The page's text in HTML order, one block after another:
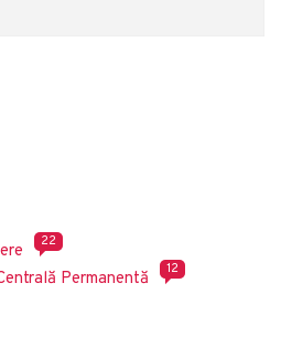
22
Permanentă 12